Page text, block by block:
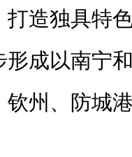
打造独具特
成以南宁
州、防城